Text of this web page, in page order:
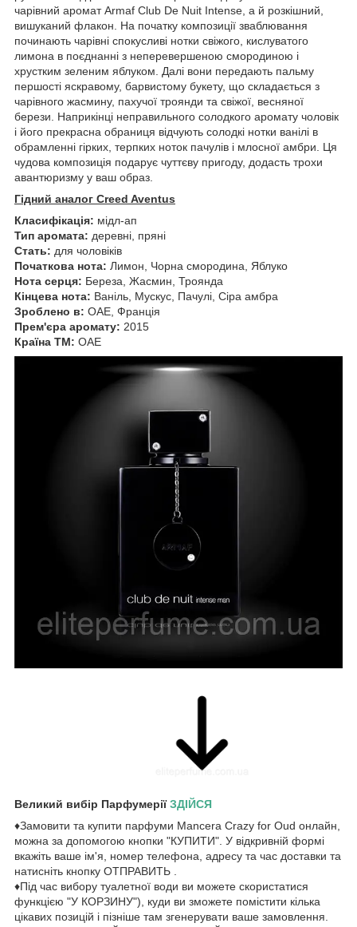
чарівний аромат Armaf Club De Nuit Intense, а й розкішний,
вишуканий флакон. На початку композиції зваблювання
починають чарівні спокусливі нотки свіжого, кислуватого
лимона в поєднанні з неперевершеною смородиною і
хрустким зеленим яблуком. Далі вони передають пальму
першості яскравому, барвистому букету, що складається з
чарівного жасмину, пахучої троянди та свіжої, весняної
берези. Наприкінці неправильного солодкого аромату чоловік
і його прекрасна обраниця відчують солодкі нотки ванілі в
обрамленні гірких, терпких ноток пачулів і млосної амбри. Ця
чудова композиція подарує чуттєву пригоду, додасть трохи
авантюризму у ваш образ.
Гідний аналог Creed Aventus
Класифікація: мідл-ап
Тип аромата: деревні, пряні
Стать: для чоловіків
Початкова нота: Лимон, Чорна смородина, Яблуко
Нота серця: Береза, Жасмин, Троянда
Кінцева нота: Ваніль, Мускус, Пачулі, Сіра амбра
Зроблено в: ОАЕ, Франція
Прем'єра аромату: 2015
Країна ТМ: ОАЕ
Великий вибір ПарфумеріїЗДІЙСЯ
♦Замовити та купити парфуми Mancera Crazy for Oud онлайн,
можна за допомогою кнопки "КУПИТИ". У відкривній формі
вкажіть ваше ім'я, номер телефона, адресу та час доставки та
натисніть кнопку ОТПРАВИТЬ .
♦Під час вибору туалетної води ви можете скористатися
функцією "У КОРЗИНУ"), куди ви зможете помістити кілька
цікавих позицій і пізніше там згенерувати ваше замовлення.